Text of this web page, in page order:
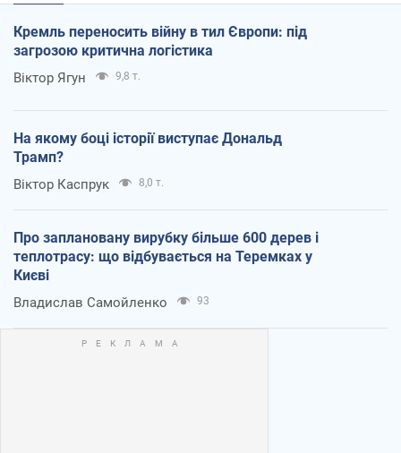
Кремль переносить війну в тил Європи: під
загрозою критична логістика
Віктор Ягун 9,8 т.
На якому боці історії виступає Дональд
Трамп?
Віктор Каспрук 8,0 т.
Про заплановану вирубку більше 600 дерев і
теплотрасу: що відбувається на Теремках у
Києві
Владислав Самойленко 93